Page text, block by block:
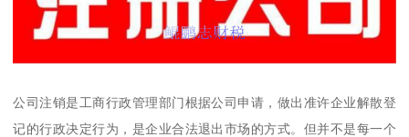
公司注销是工商行政管理部门根据公司申请，做出准许企业解散登
记的行政决定行为，是企业合法退出市场的方式。但并不是每一个